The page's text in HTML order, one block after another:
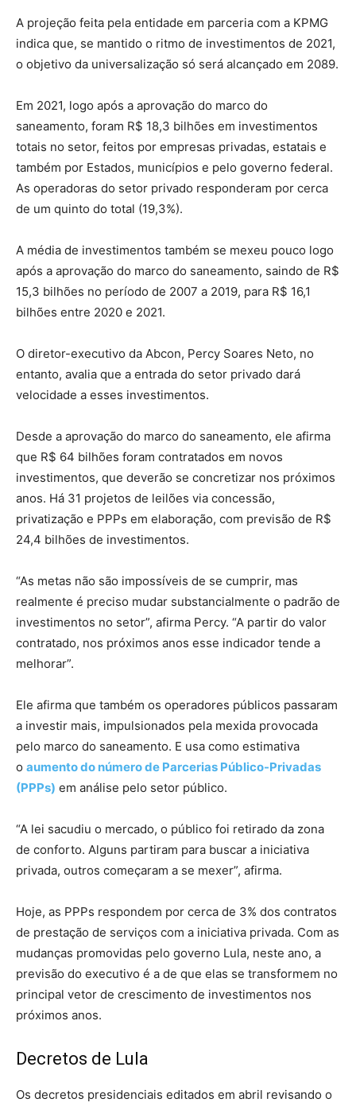
A projeção feita pela entidade em parceria com a KPMG
indica que, se mantido o ritmo de investimentos de 2021,
o objetivo da universalização só será alcançado em 2089.
Em 2021, logo após a aprovação do marco do
saneamento, foram R$ 18,3 bilhões em investimentos
totais no setor, feitos por empresas privadas, estatais e
também por Estados, municípios e pelo governo federal.
As operadoras do setor privado responderam por cerca
de um quinto do total (19,3%).
A média de investimentos também se mexeu pouco logo
após a aprovação do marco do saneamento, saindo de R$
15,3 bilhões no período de 2007 a 2019, para R$ 16,1
bilhões entre 2020 e 2021.
O diretor-executivo da Abcon, Percy Soares Neto, no
entanto, avalia que a entrada do setor privado dará
velocidade a esses investimentos.
Desde a aprovação do marco do saneamento, ele afirma
que R$ 64 bilhões foram contratados em novos
investimentos, que deverão se concretizar nos próximos
anos. Há 31 projetos de leilões via concessão,
privatização e PPPs em elaboração, com previsão de R$
24,4 bilhões de investimentos.
“As metas não são impossíveis de se cumprir, mas
realmente é preciso mudar substancialmente o padrão de
investimentos no setor”, afirma Percy. “A partir do valor
contratado, nos próximos anos esse indicador tende a
melhorar”.
Ele afirma que também os operadores públicos passaram
a investir mais, impulsionados pela mexida provocada
pelo marco do saneamento. E usa como estimativa
o aumento do número de Parcerias Público-Privadas
(PPPs) em análise pelo setor público.
“A lei sacudiu o mercado, o público foi retirado da zona
de conforto. Alguns partiram para buscar a iniciativa
privada, outros começaram a se mexer”, afirma.
Hoje, as PPPs respondem por cerca de 3% dos contratos
de prestação de serviços com a iniciativa privada. Com as
mudanças promovidas pelo governo Lula, neste ano, a
previsão do executivo é a de que elas se transformem no
principal vetor de crescimento de investimentos nos
próximos anos.
Decretos de Lula
Os decretos presidenciais editados em abril revisando o